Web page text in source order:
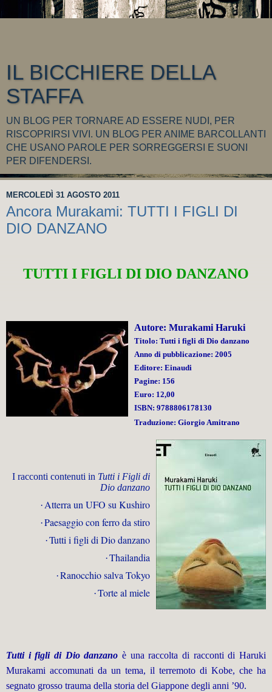
IL BICCHIERE DELLA
STAFFA
UN BLOG PER TORNARE AD ESSERE NUDI, PER
RISCOPRIRSI VIVI. UN BLOG PER ANIME BARCOLLANTI
CHE USANO PAROLE PER SORREGGERSI E SUONI
PER DIFENDERSI.
MERCOLEDÌ 31 AGOSTO 2011
Ancora Murakami: TUTTI I FIGLI DI
DIO DANZANO
TUTTI I FIGLI DI DIO DANZANO
Autore: Murakami Haruki
Titolo: Tutti i figli di Dio danzano
Anno di pubblicazione: 2005
Editore: Einaudi
Pagine: 156
Euro: 12,00
ISBN: 9788806178130
Traduzione: Giorgio Amitrano
I racconti contenuti in Tutti i Figli di
Dio danzano
· Atterra un UFO su Kushiro
·Paesaggio con ferro da stiro
·Tutti i figli di Dio danzano
·Thailandia
·Ranocchio salva Tokyo
·Torte al miele
Tutti i figli di Dio danzano è una raccolta di racconti diHaruki
Murakami accomunati da un tema, il terremoto di Kobe, che ha
segnato grosso trauma della storia del Giappone degli anni ’90.